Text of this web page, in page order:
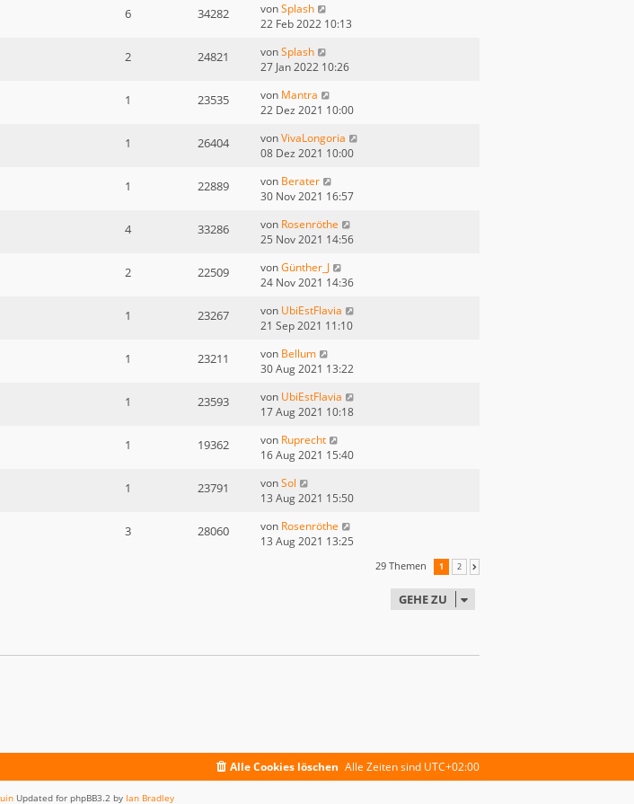
6 34282 vonSplash
22 Feb 2022 10:13
2 24821 vonSplash
27 Jan 2022 10:26
1 23535 von Mantra
22 Dez 2021 10:00
1 26404 vonVivaLongoria
08 Dez 2021 10:00
1 22889 von Berater
30 Nov 2021 16:57
4 33286 von Rosenröthe
25 Nov 2021 14:56
2 22509 vonGünther_J
24 Nov 2021 14:36
1 23267 von UbiEstFlavia
21 Sep 2021 11:10
1 23211 von Bellum
30 Aug 2021 13:22
1 23593 von UbiEstFlavia
17 Aug 2021 10:18
1 19362 von Ruprecht
16 Aug 2021 15:40
1 23791 vonSol
13 Aug 2021 15:50
3 28060 von Rosenröthe
13 Aug 2021 13:25
29 Themen 1 2
GEHE ZU
Alle Zeiten sind UTC+02:00
Alle Cookies löschen
Updated for phpBB3.2 by Ian Bradley